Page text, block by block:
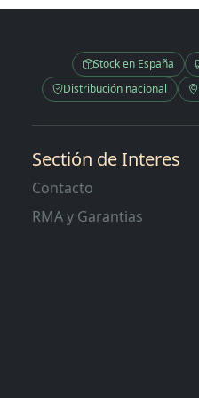
Stock en España
Distribución nacional
Sectión de Interes
Contacto
RMA y Garantias